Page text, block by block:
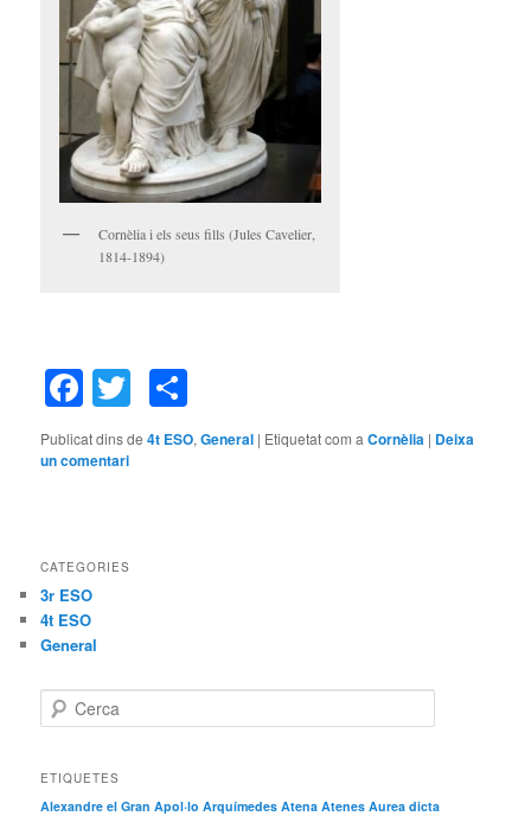
Cornèlia i els seus fills (Jules Cavelier,
1814-1894)
Facebook
Twitter
Publicat dins de 4t ESO,General | Etiquetat com a Cornèlia | Deixa
un comentari
CATEGORIES
3r ESO
4t ESO
General
e
ETIQUETES
Alexandre el Gran Apol·lo Arquímedes Atena Atenes Aurea dicta